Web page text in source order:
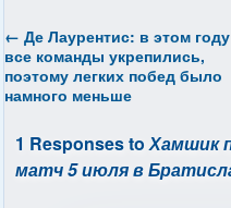
← Де Лаурентис: в этом году
все команды укрепились,
поэтому легких побед было
намного меньше
1 Responses toХамшик
матч 5 июля в